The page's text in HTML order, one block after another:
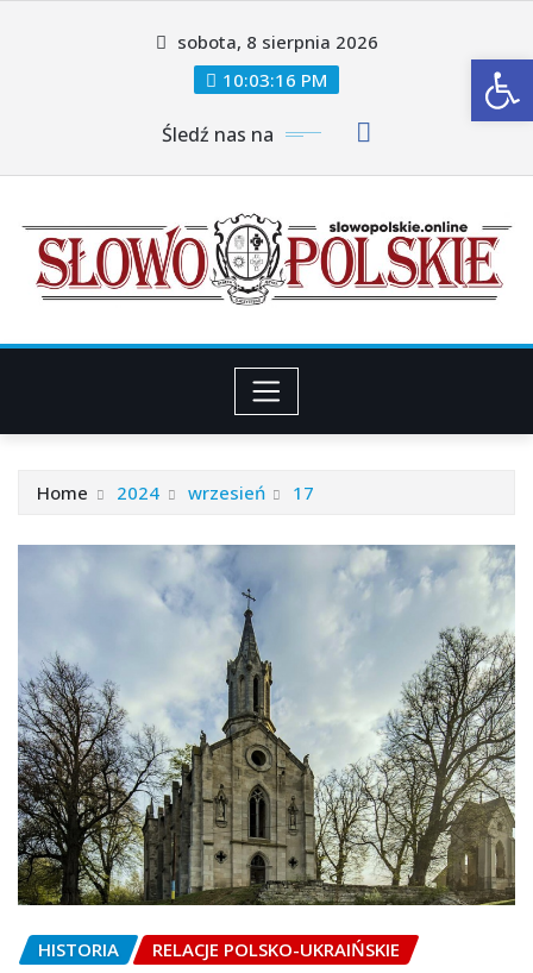
sobota, 8 sierpnia 2026
10:03:17 PM
Śledź nas na
Home 2024 wrzesień 17
HISTORIA RELACJE POLSKO-UKRAIŃSKIE